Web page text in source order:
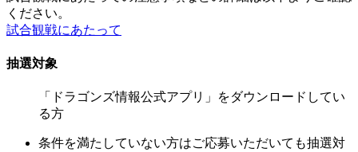
ください。
試合観戦にあたって
抽選対象
「ドラゴンズ情報公式アプリ」をダウンロードしてい
る方
条件を満たしていない方はご応募いただいても抽選対